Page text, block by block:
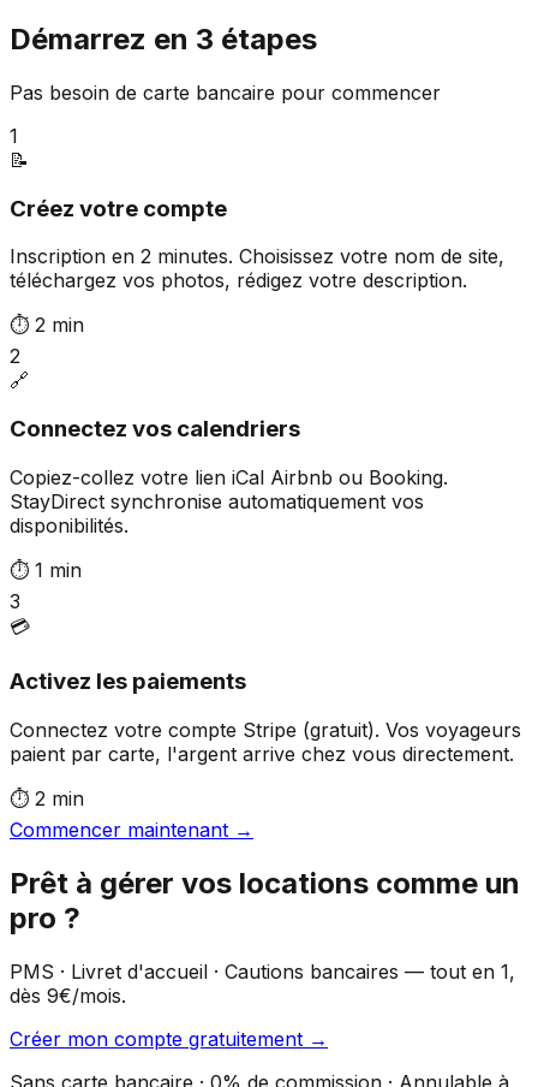
Démarrez en 3 étapes
Pas besoin de carte bancaire pour commencer
1
📝
Créez votre compte
Inscription en 2 minutes. Choisissez votre nom de site,
téléchargez vos photos, rédigez votre description.
⏱ 2 min
2
🔗
Connectez vos calendriers
Copiez-collez votre lien iCal Airbnb ou Booking.
StayDirect synchronise automatiquement vos
disponibilités.
⏱ 1 min
3
💳
Activez les paiements
Connectez votre compte Stripe (gratuit). Vos voyageurs
paient par carte, l'argent arrive chez vous directement.
⏱ 2 min
Commencer maintenant →
Prêt à gérer vos locations comme un
pro ?
PMS · Livret d'accueil · Cautions bancaires — tout en 1,
dès 9€/mois.
Créer mon compte gratuitement →
Sans carte bancaire · 0% de commission · Annulable à